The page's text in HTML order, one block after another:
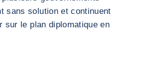
sans solution et continuent
sur le plan diplomatique en